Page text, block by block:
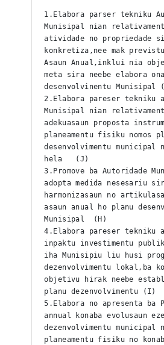
1.Elabora parser tekniku
Munisipal nian
atividade no propriedade
konkretiza,nee mak
Asaun Anual,inklui nia
meta sira neebe elabora
desenvolvinentu Munisipal
2.Elabora pareser tekniku
Munisipal nian
adekuasaun proposta
planeamentu fisiku nomos
desenvolvimentu municipal
hela   (J)
3.Promove ba Autoridade
adopta medida nesesariu
harmonizasaun no
asaun anual ho planu
Munisipal  (H)
4.Elabora pareser tekniku
inpaktu investimentu
iha Munisipiu liu husi
dezenvolvimentu lokal,ba
objetivu hirak neebe
planu dezenvolvimentu (I)
5.Elabora no apresenta ba
annual konaba evolusaun
dezenvolvimentu municipal
planeamentu fisiku no